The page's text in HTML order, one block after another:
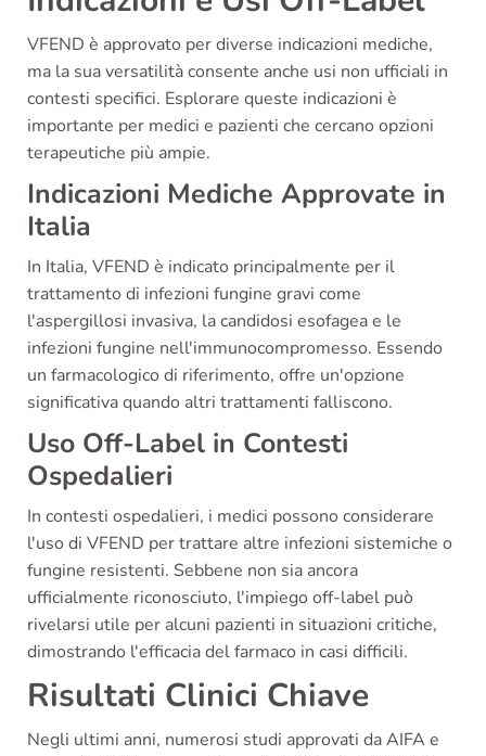
VFEND è approvato per diverse indicazioni mediche,
ma la sua versatilità consente anche usi non ufficiali in
contesti specifici. Esplorare queste indicazioni è
importante per medici e pazienti che cercano opzioni
terapeutiche più ampie.
Indicazioni Mediche Approvate in
Italia
In Italia, VFEND è indicato principalmente per il
trattamento di infezioni fungine gravi come
l'aspergillosi invasiva, la candidosi esofagea e le
infezioni fungine nell'immunocompromesso. Essendo
un farmacologico di riferimento, offre un'opzione
significativa quando altri trattamenti falliscono.
Uso Off-Label in Contesti
Ospedalieri
In contesti ospedalieri, i medici possono considerare
l'uso di VFEND per trattare altre infezioni sistemiche o
fungine resistenti. Sebbene non sia ancora
ufficialmente riconosciuto, l'impiego off-label può
rivelarsi utile per alcuni pazienti in situazioni critiche,
dimostrando l'efficacia del farmaco in casi difficili.
Risultati Clinici Chiave
Negli ultimi anni, numerosi studi approvati da AIFA e